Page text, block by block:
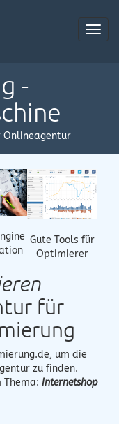
-
Onlineagentur
Gute Tools für
Optimierer
für
, um die
zu finden.
Thema: Internetshop